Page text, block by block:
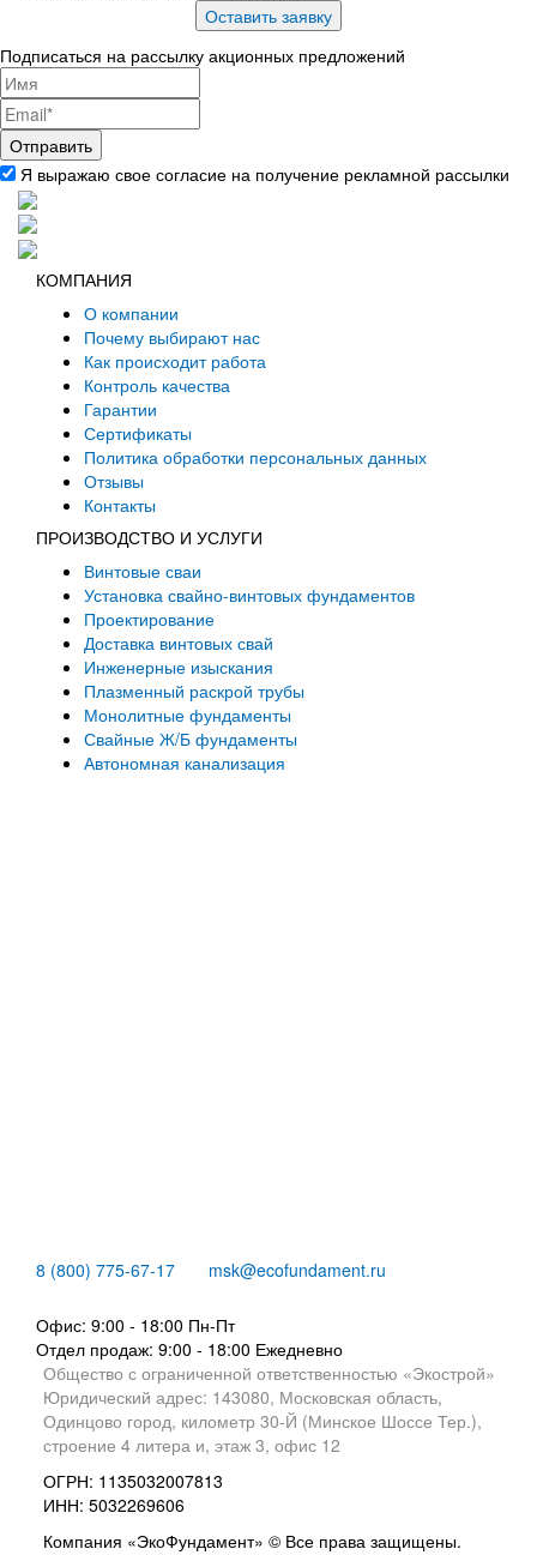
Подписаться на рассылку акционных предложений
Я выражаю свое согласие на получение рекламной рассылки
КОМПАНИЯ
О компании
Почему выбирают нас
Как происходит работа
Контроль качества
Гарантии
Сертификаты
Политика обработки персональных данных
Отзывы
Контакты
ПРОИЗВОДСТВО И УСЛУГИ
Винтовые сваи
Установка свайно-винтовых фундаментов
Проектирование
Доставка винтовых свай
Инженерные изыскания
Плазменный раскрой трубы
Монолитные фундаменты
Свайные Ж/Б фундаменты
Автономная канализация
8 (800) 775-67-17 msk@ecofundament.ru
Офис: 9:00 - 18:00 Пн-Пт
Отдел продаж: 9:00 - 18:00 Ежедневно
Общество с ограниченной ответственностью «Экострой»
Юридический адрес: 143080, Московская область,
Одинцово город, километр 30-Й (Минское Шоссе Тер.),
строение 4 литера и, этаж 3, офис 12
ОГРН: 1135032007813
ИНН: 5032269606
Компания «ЭкоФундамент» © Все права защищены.